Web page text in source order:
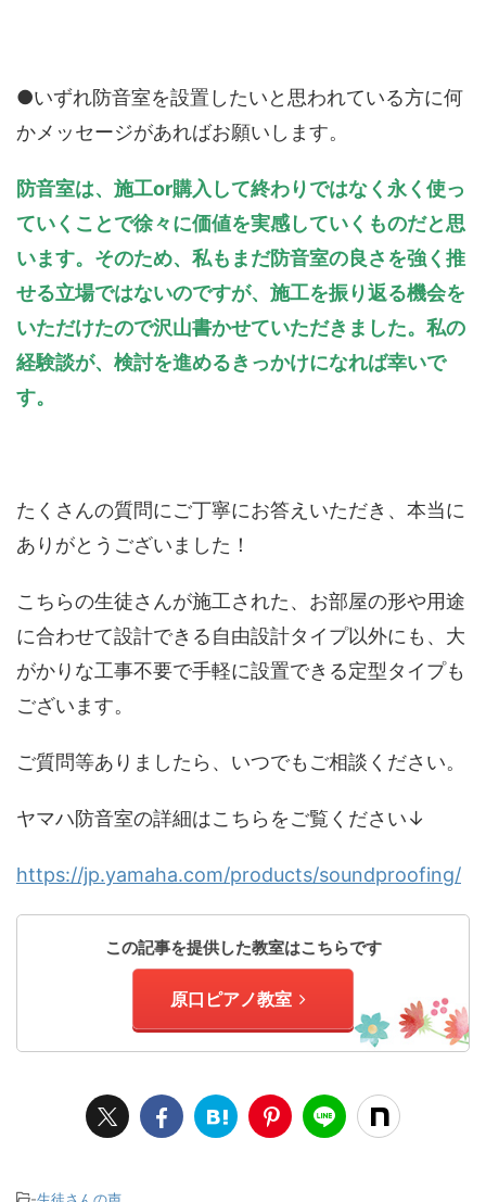
●いずれ防音室を設置したいと思われている方に何
かメッセージがあればお願いします。
防音室は、施工or購入して終わりではなく永く使っ
ていくことで徐々に価値を実感していくものだと思
います。そのため、私もまだ防音室の良さを強く推
せる立場ではないのですが、施工を振り返る機会を
いただけたので沢山書かせていただきました。私の
経験談が、検討を進めるきっかけになれば幸いで
す。
たくさんの質問にご丁寧にお答えいただき、本当に
ありがとうございました！
こちらの生徒さんが施工された、お部屋の形や用途
に合わせて設計できる自由設計タイプ以外にも、大
がかりな工事不要で手軽に設置できる定型タイプも
ございます。
ご質問等ありましたら、いつでもご相談ください。
ヤマハ防音室の詳細はこちらをご覧ください↓
https://jp.yamaha.com/products/soundproofing/
この記事を提供した教室はこちらです
原口ピアノ教室
-生徒さんの声